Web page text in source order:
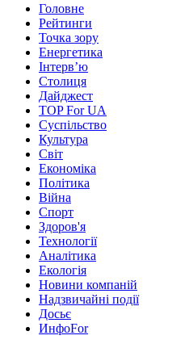
Головне
Рейтинги
Точка зору
Енергетика
Інтерв’ю
Столиця
Дайджест
TOP For UA
Суспiльство
Культура
Світ
Економіка
Політика
Війна
Спорт
Здоров'я
Технології
Аналітика
Екологія
Новини компаній
Надзвичайні події
Досьє
ИнфоFor